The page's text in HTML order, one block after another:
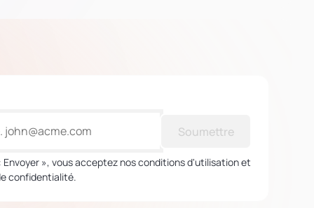
Soumettre
Envoyer », vous acceptez nos conditions d'utilisation et
confidentialité.